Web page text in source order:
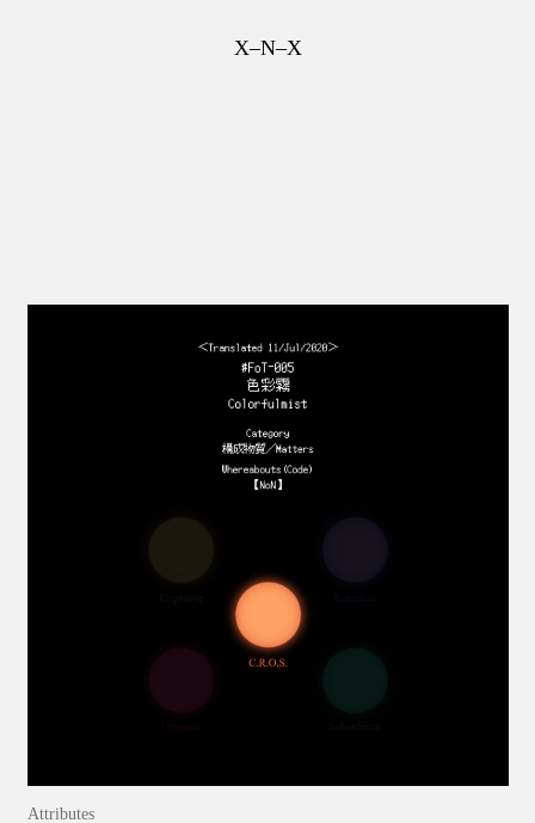
X–N–X
Attributes